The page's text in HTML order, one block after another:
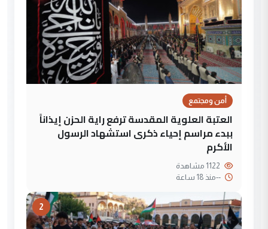
أمن ومجتمع
العتبة العلوية المقدسة ترفع راية الحزن إيذاناً
ببدء مراسم إحياء ذكرى استشهاد الرسول
الأكرم
--منذ 18 ساعة
2